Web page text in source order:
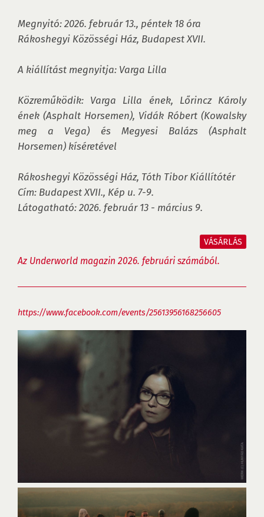
Megnyitó: 2026. február 13., péntek 18 óra
Rákoshegyi Közösségi Ház, Budapest XVII.
A kiállítást megnyitja: Varga Lilla
Közreműködik: Varga Lilla ének, Lőrincz Károly
ének (Asphalt Horsemen), Vidák Róbert (Kowalsky
meg a Vega) és Megyesi Balázs (Asphalt
Horsemen) kíséretével
Rákoshegyi Közösségi Ház, Tóth Tibor Kiállítótér
Cím: Budapest XVII., Kép u. 7-9.
Látogatható: 2026. február 13 - március 9.
VÁSÁRLÁS
Az Underworld magazin 2026. februári számából.
https://www.facebook.com/events/25613956168256605